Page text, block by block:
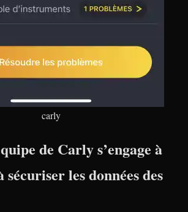
carly
de Carly s’engage à
les données des